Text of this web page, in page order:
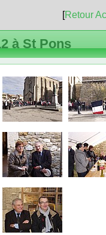
[Retour
à St Pons